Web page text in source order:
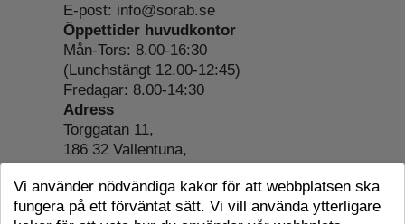
E-post: info@sorab.se
Öppettider huvudkontor
Mån-Tors: 8.00-16:30
(Lunchstängt 12.00-12:45)
Fredagar: 8.00-14:30
Adress
Torggatan 11,
186 32 Vallentuna,
Org.nr: 556197-4022
Om webbplatsen
Tillgänglighetsredogörelse
Vi använder nödvändiga kakor för att webbplatsen ska
fungera på ett förväntat sätt. Vi vill använda ytterligare